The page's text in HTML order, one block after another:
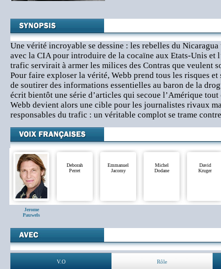
Une vérité incroyable se dessine : les rebelles du
avec la CIA pour introduire de la cocaïne aux Etats-Unis et
trafic servirait à armer les milices des Contras que veulent
Pour faire exploser la vérité, Webb prend tous les risques
de soutirer des informations essentielles au baron de la
écrit bientôt une série d’articles qui secoue l’Amérique
Webb devient alors une cible pour les journalistes rivaux
responsables du trafic : un véritable complot se trame
Jerome
Pauwels
Deborah
Perret
Emmanuel
Jacomy
Michel
Dodane
David
Kruger
V.O Rôle